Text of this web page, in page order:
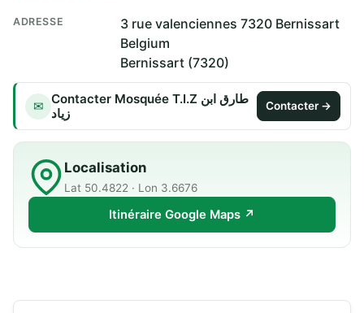
ADRESSE
3 rue valenciennes 7320 Bernissart
Belgium
Bernissart (7320)
✉ Contacter Mosquée T.I.Z طارق ابن
زياد
Contacter →
Localisation
Lat 50.4822 · Lon 3.6676
Itinéraire Google Maps ↗